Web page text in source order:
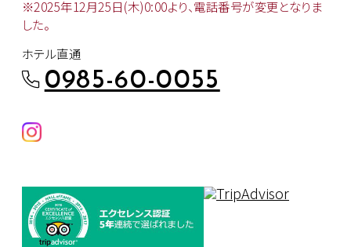
※2025年12月25日(木)0:00より、電話番号が変更となりま
した。
ホテル直通
0985-60-0055